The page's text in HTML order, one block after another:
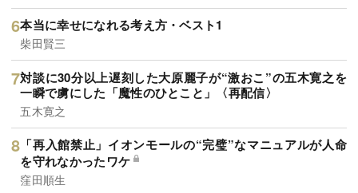
本当に幸せになれる考え方・ベスト1
柴田賢三
対談に30分以上遅刻した大原麗子が“激おこ”の五木寛之を
一瞬で虜にした「魔性のひとこと」〈再配信〉
五木寛之
「再入館禁止」イオンモールの“完璧”なマニュアルが人命
を守れなかったワケ
窪田順生